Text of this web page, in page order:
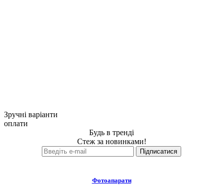
Зручні варіанти
оплати
Будь в тренді
Стеж за новинками!
Фотоапарати